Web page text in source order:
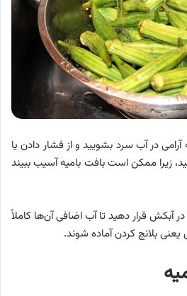
‌آرامی در آب سرد بشویید و از فشار دادن یا
زیرا ممکن است بافت بامیه آسیب ببیند
آبکش قرار دهید تا آب اضافی آن‌ها کاملاً
بلانچ کردن آماده شوند.